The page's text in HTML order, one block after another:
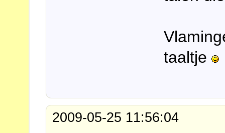
taaltje
2009-05-25 11:56:04